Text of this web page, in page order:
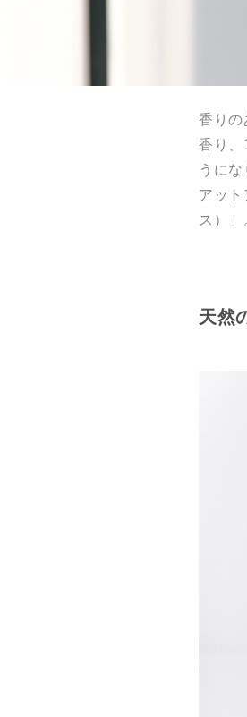
香りの
香り、
うにな
アッ
ス）
天然